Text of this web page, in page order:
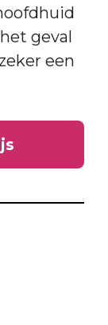
geval
een